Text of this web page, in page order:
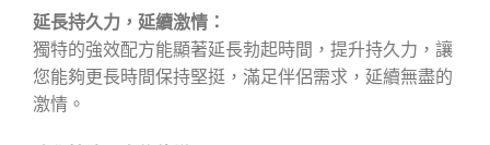
延長持久力，延續激情：
獨特的強效配方能顯著延長勃起時間，提升持久力，讓
您能夠更長時間保持堅挺，滿足伴侶需求，延續無盡的
激情。